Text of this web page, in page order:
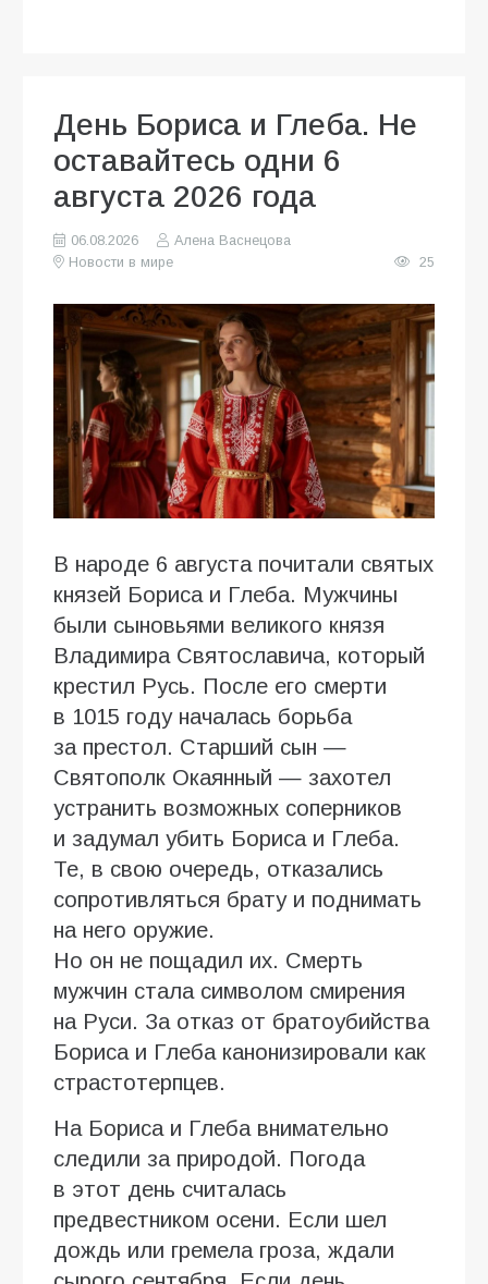
День Бориса и Глеба. Не
оставайтесь одни 6
августа 2026 года
06.08.2026
Алена Васнецова
Новости в мире
25
В народе 6 августа почитали святых
князей Бориса и Глеба. Мужчины
были сыновьями великого князя
Владимира Святославича, который
крестил Русь. После его смерти
в 1015 году началась борьба
за престол. Старший сын —
Святополк Окаянный — захотел
устранить возможных соперников
и задумал убить Бориса и Глеба.
Те, в свою очередь, отказались
сопротивляться брату и поднимать
на него оружие.
Но он не пощадил их. Смерть
мужчин стала символом смирения
на Руси. За отказ от братоубийства
Бориса и Глеба канонизировали как
страстотерпцев.
На Бориса и Глеба внимательно
следили за природой. Погода
в этот день считалась
предвестником осени. Если шел
дождь или гремела гроза, ждали